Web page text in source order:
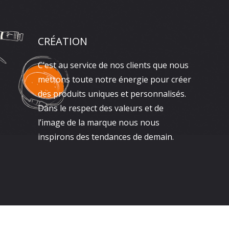
CRÉATION
C’est au service de nos clients que nous
mettons toute notre énergie pour créer
des produits uniques et personnalisés.
Dans le respect des valeurs et de
l’image de la marque nous nous
inspirons des tendances de demain.